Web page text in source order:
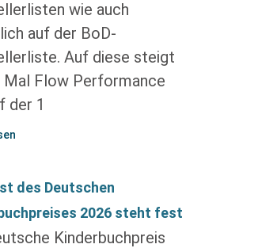
wie auch
auf der BoD-
Auf diese steigt
Mal Flow Performance
der 1
des Deutschen
2026 steht fest
Kinderbuchpreis